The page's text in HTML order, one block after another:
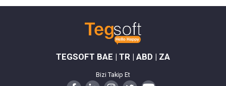
TEGSOFT BAE | TR | ABD | ZA
Bizi Takip Et